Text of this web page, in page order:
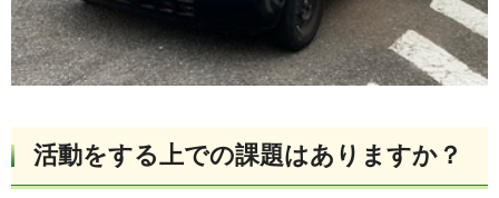
活動をする上での課題はありますか？